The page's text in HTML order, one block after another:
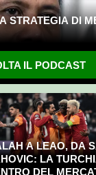
STRATEGIA DI
IL PODCAST
A LEAO, DA
LA
DEL